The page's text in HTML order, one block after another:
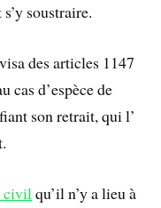
soustraire.
des articles 1147
cas d’espèce de
son retrait, qui l’
civilqu’il n’y a lieu à